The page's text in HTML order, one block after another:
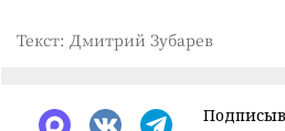
Текст: Дмитрий Зубарев